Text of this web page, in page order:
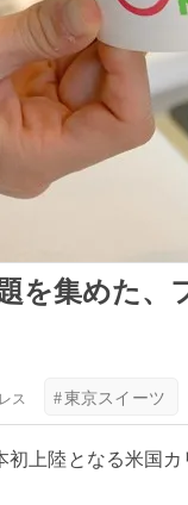
を集めた、
ス #東京スイーツ
上陸となる米国